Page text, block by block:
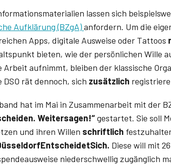
lassen sich
Aufklärung (BZgA)anfordern. Um die
Apps, digitale Ausweise oder Tattoos
bieten, wie der persönlichen Wille
aufnimmt, bleiben der klassische
rät dennoch, sich zusätzlich
hat im Mai in Zusammenarbeit mit der
Weitersagen!“gestartet. Sie soll
und ihren Willen schriftlich
Diese will mit
niederschwellig zugänglich